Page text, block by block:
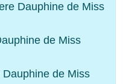
Dauphine de Miss
de Miss
Dauphine de Miss